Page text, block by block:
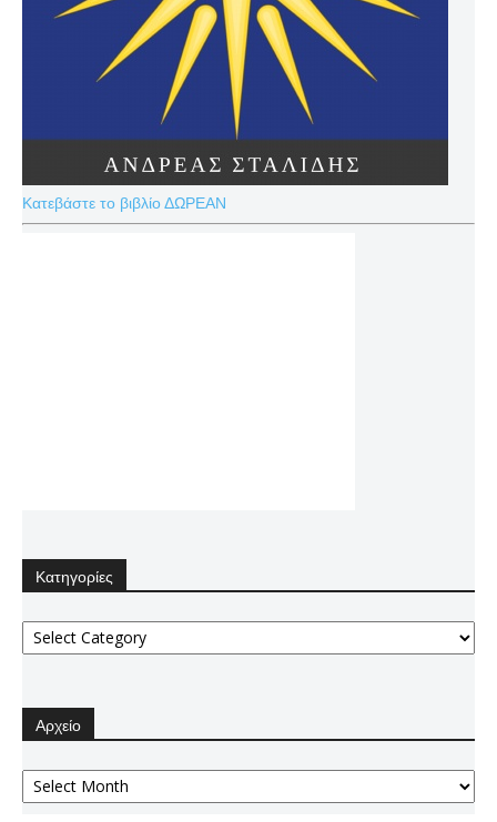
Κατεβάστε το βιβλίο ΔΩΡΕΑΝ
Κατηγορίες
Κατηγορίες
Αρχείο
Αρχείο